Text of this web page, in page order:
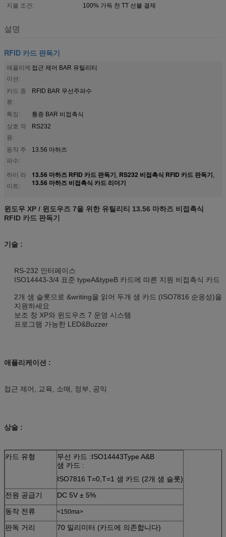
지불 조건:
100% 가득 찬 TT 선불 결제
설명
RFID 카드 판독기
애플리케
이션:
접근 제어 BAR 유틸리티
카드 종
류:
RFID BAR 무선주파수
특징:
통증 BAR 비접촉식
상호 작
용:
RS232
동작 주
파수:
13.56 마하즈
하이 라
이트:
13.56 마하즈 RFID 카드 판독기, RS232 비접촉식 RFID 카드 판독기,
13.56 마하즈 비접촉식 카드 리더기
윈도우 XP / 윈도우즈 7을 위한 유틸리티 13.56 마하즈 비접촉식
RFID 카드 판독기
기술 :
RS-232 인터페이스
ISO14443-3/4 표준 typeA&typeB 카드에 따른 지원 비접촉식 카드
2개 샘 슬롯으로 &writing을 읽어 두개 샘 카드 (ISO7816 순응성)을
지원하세요
보조 창 XP와 윈도우즈 7 운영 시스템
프로그램 가능한 LED&Buzzer
애플리케이션 :
접근 제어, 교육, 소매, 정부, 공익
상술 :
카드 유형
무선 카드 :ISO14443Type A&B
샘 카드 :
ISO7816 T=0,T=1 샘 카드 (2개 샘 슬롯)
전원 공급기
DC 5V ± 5%
동작 전류
<150ma>
판독 거리 70 밀리미터 (카드에 의존합니다)